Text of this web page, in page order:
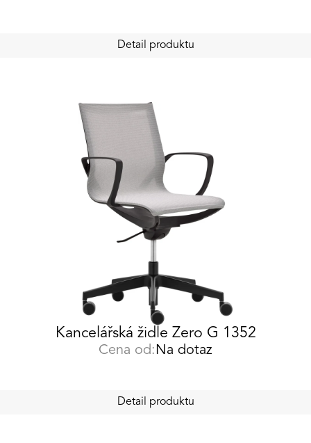
Detail produktu
Kancelářská židle Zero G 1352
Cena od: Na dotaz
Detail produktu